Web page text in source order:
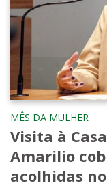
MÊS DA MULHER
Visita à
Amarilio
acolhidas